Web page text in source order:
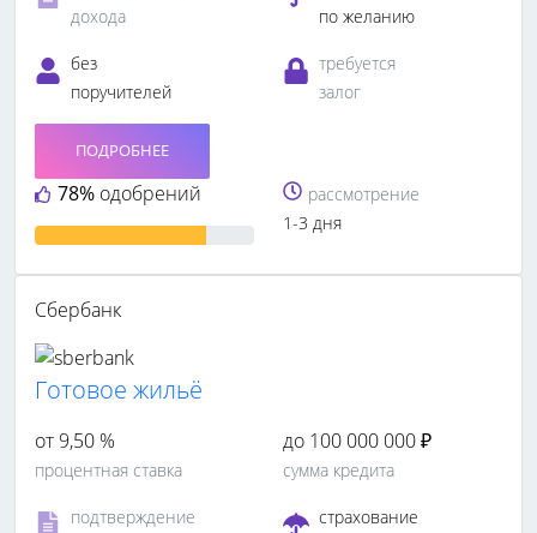
дохода
по желанию
без
поручителей
требуется
залог
78% одобрений
ПОДРОБНЕЕ
рассмотрение
1-3 дня
Сбербанк
Готовое жильё
от 9,50 %
процентная ставка
до 100 000 000 ₽
сумма кредита
подтверждение
страхование